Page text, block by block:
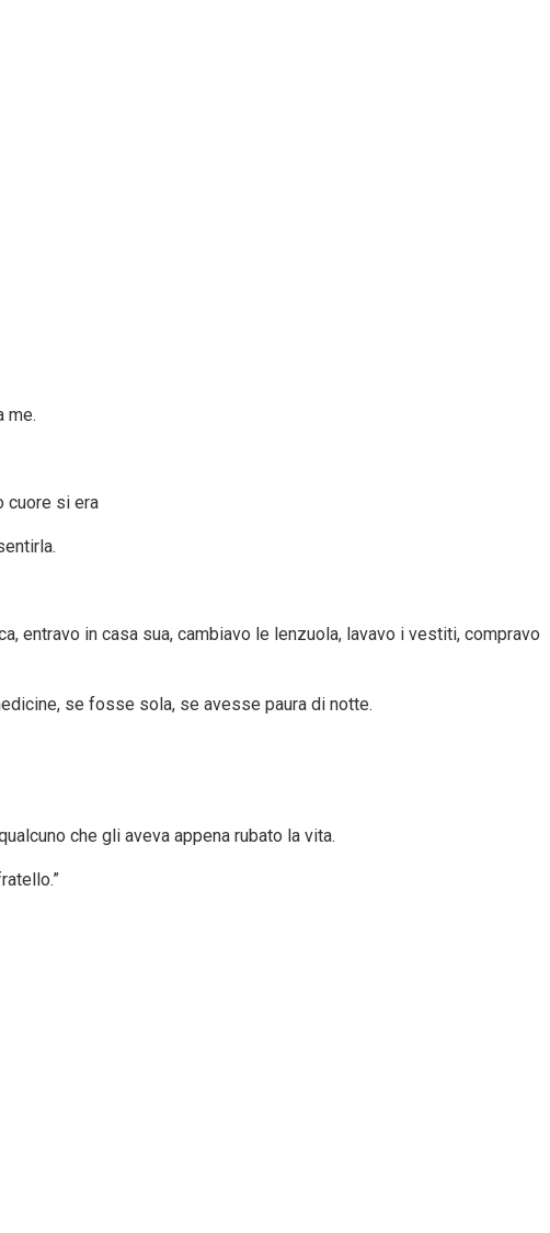
me.
cuore si era
entravo in casa sua, cambiavo le lenzuola, lavavo i vestiti, compravo
se fosse sola, se avesse paura di notte.
che gli aveva appena rubato la vita.